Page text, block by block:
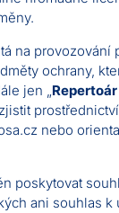
na provozování
ochrany,
jen „Repertoár
nebo
poskytovat
ani souhlas